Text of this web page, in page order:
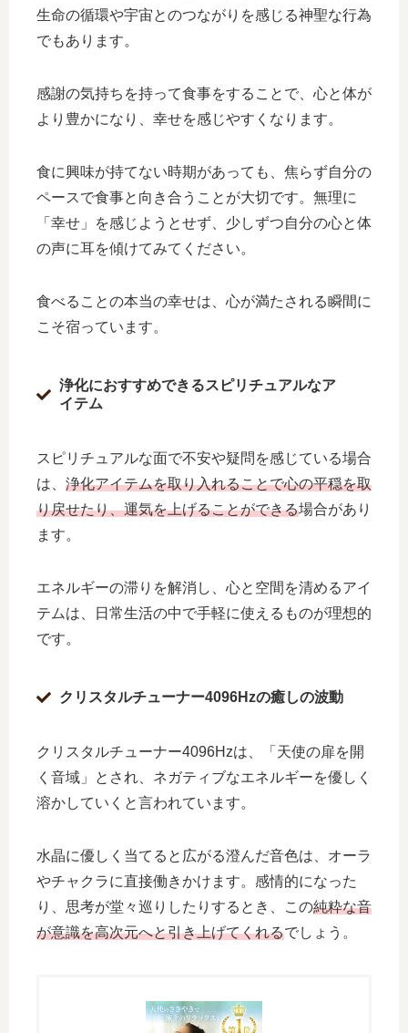
生命の循環や宇宙とのつながりを感じる神聖な行為
でもあります。
感謝の気持ちを持って食事をすることで、心と体が
より豊かになり、幸せを感じやすくなります。
食に興味が持てない時期があっても、焦らず自分の
ペースで食事と向き合うことが大切です。無理に
「幸せ」を感じようとせず、少しずつ自分の心と体
の声に耳を傾けてみてください。
食べることの本当の幸せは、心が満たされる瞬間に
こそ宿っています。
浄化におすすめできるスピリチュアルなア
イテム
スピリチュアルな面で不安や疑問を感じている場合
は、 浄化アイテムを取り入れることで心の平穏を取
り戻せたり、運気を上げることができる場合があり
ます。
エネルギーの滞りを解消し、心と空間を清めるアイ
テムは、日常生活の中で手軽に使えるものが理想的
です。
クリスタルチューナー4096Hzの癒しの波動
クリスタルチューナー4096Hzは、「天使の扉を開
く音域」とされ、ネガティブなエネルギーを優しく
溶かしていくと言われています。
水晶に優しく当てると広がる澄んだ音色は、オーラ
やチャクラに直接働きかけます。感情的になった
り、思考が堂々巡りしたりするとき、この純粋な音
が意識を高次元へと引き上げてくれるでしょう。